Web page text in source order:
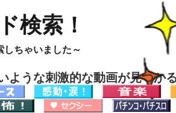
検索！
しちゃいました～
ような刺激的な動画が見つ